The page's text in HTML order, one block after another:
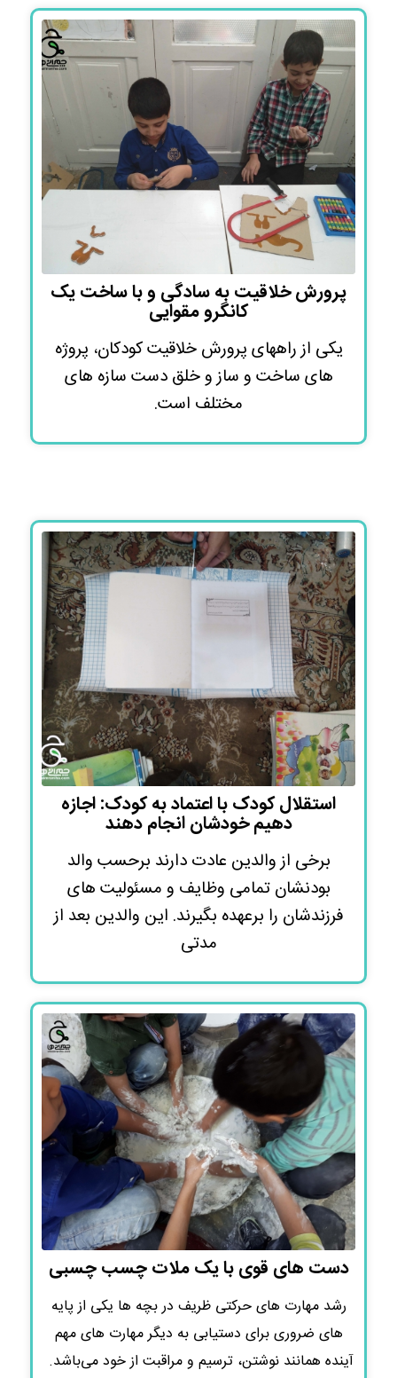
پرورش خلاقیت به سادگی و با ساخت یک
کانگرو مقوایی
یکی از راههای پرورش خلاقیت کودکان، پروژه
های ساخت و ساز و خلق دست سازه های
مختلف است.
استقلال کودک با اعتماد به کودک: اجازه
دهیم خودشان انجام دهند
برخی از والدین عادت دارند برحسب والد
بودنشان تمامی وظایف و مسئولیت های
فرزندشان را برعهده بگیرند. این والدین بعد از
مدتی
دست های قوی با یک ملات چسب چسبی
رشد مهارت های حرکتی ظریف در بچه ها یکی از پایه
های ضروری برای دستیابی به دیگر مهارت های مهم
آینده همانند نوشتن، ترسیم و مراقبت از خود می‌باشد.